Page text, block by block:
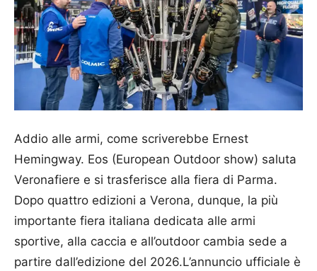
Addio alle armi, come scriverebbe Ernest
Hemingway. Eos (European Outdoor show) saluta
Veronafiere e si trasferisce alla fiera di Parma.
Dopo quattro edizioni a Verona, dunque, la più
importante fiera italiana dedicata alle armi
sportive, alla caccia e all’outdoor cambia sede a
partire dall’edizione del 2026.L’annuncio ufficiale è